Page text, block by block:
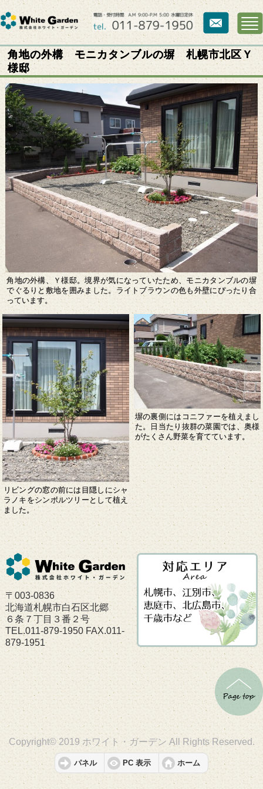
角地の外構 モニカタンブルの塀 札幌市北区Ｙ
様邸
角地の外構、Ｙ様邸。境界が気になっていたため、モニカタンブルの塀
でぐるりと敷地を囲みました。ライトブラウンの色も外壁にぴったり合
っています。
リビングの窓の前には目隠しにシャ
ラノキをシンボルツリーとして植え
ました。
塀の裏側にはコニファーを植えまし
た。日当たり抜群の菜園では、奥様
がたくさん野菜を育てています。
〒003-0836
北海道札幌市白石区北郷
６条７丁目３番２号
TEL.011-879-1950 FAX.011-
879-1951
Copyright© 2019 ホワイト・ガーデン All Rights Reserved.
パネル PC 表示 ホーム